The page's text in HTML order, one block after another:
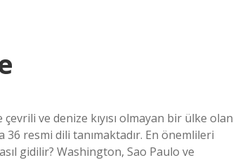
ve denize kıyısı olmayan bir ülke olan
36 resmi dili tanımaktadır. En önemlileri
gidilir? Washington, Sao Paulo ve